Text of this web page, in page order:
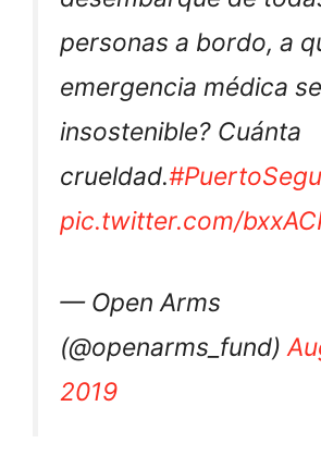
personas a bordo, a
emergencia médica
insostenible? Cuánta
crueldad.
pic.twitter.com/
— Open Arms
(@openarms_fund)
2019